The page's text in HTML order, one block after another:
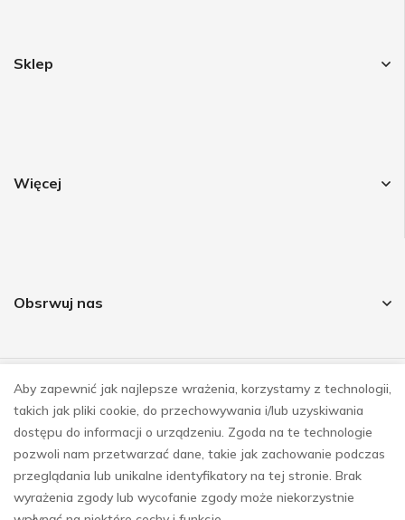
Sklep
Więcej
Obsrwuj nas
© COPYRIGHT 2023
REALIZACJAE-SKLEPY INVESTNET
Aby zapewnić jak najlepsze wrażenia, korzystamy z technologii,
takich jak pliki cookie, do przechowywania i/lub uzyskiwania
dostępu do informacji o urządzeniu. Zgoda na te technologie
pozwoli nam przetwarzać dane, takie jak zachowanie podczas
przeglądania lub unikalne identyfikatory na tej stronie. Brak
wyrażenia zgody lub wycofanie zgody może niekorzystnie